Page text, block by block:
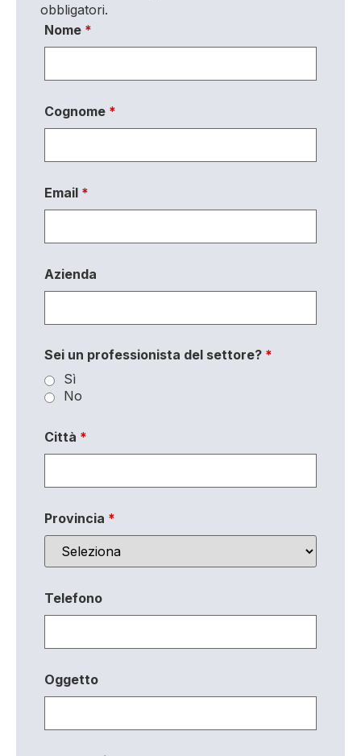
obbligatori.
Nome *
Cognome *
Email *
Azienda
Sei un professionista del settore? *
Sì
No
Città *
Provincia *
Telefono
Oggetto